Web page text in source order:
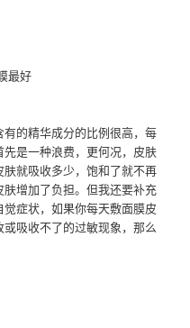
最好
的精华成分的比例很高，每
是一种浪费，更何况，皮肤
就吸收多少，饱和了就不再
增加了负担。但我还要补充
症状，如果你每天敷面膜皮
吸收不了的过敏现象，那么